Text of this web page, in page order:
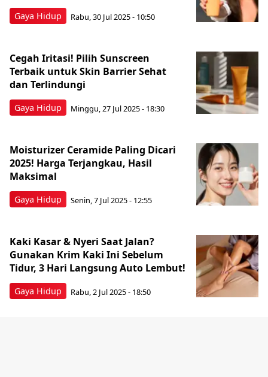
Gaya Hidup Rabu, 30 Jul 2025 - 10:50
Gaya Hidup
Cegah Iritasi! Pilih Sunscreen
Terbaik untuk Skin Barrier Sehat
dan Terlindungi
Minggu, 27 Jul 2025 - 18:30
Gaya Hidup
Moisturizer Ceramide Paling Dicari
2025! Harga Terjangkau, Hasil
Maksimal
Senin, 7 Jul 2025 - 12:55
Gaya Hidup
Kaki Kasar & Nyeri Saat Jalan?
Gunakan Krim Kaki Ini Sebelum
Tidur, 3 Hari Langsung Auto Lembut!
Rabu, 2 Jul 2025 - 18:50